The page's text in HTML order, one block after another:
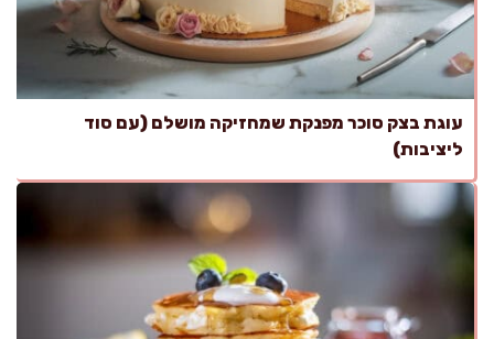
עוגת בצק סוכר מפנקת שמחזיקה מושלם (עם סוד
ליציבות)